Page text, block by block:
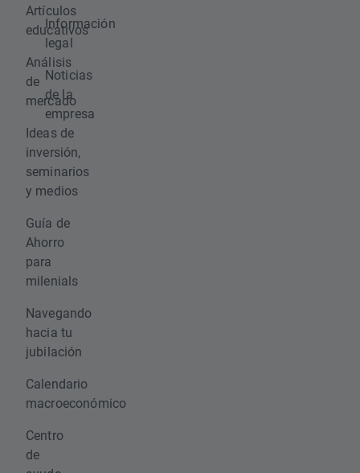
Artículos
educativos
Análisis
de
mercado
Ideas de
inversión,
seminarios
y medios
Guía de
Ahorro
para
milenials
Navegando
hacia tu
jubilación
Calendario
macroeconómico
Centro
de
Información
legal
Noticias
de la
empresa